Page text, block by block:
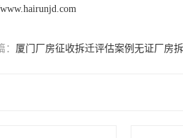
： 厦门厂房征收拆迁评估案例无证厂房